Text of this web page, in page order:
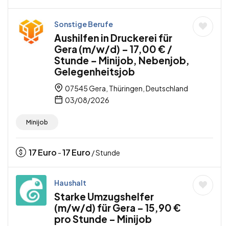
Sonstige Berufe
Aushilfen in Druckerei für
Gera (m/w/d) – 17,00 € /
Stunde – Minijob, Nebenjob,
Gelegenheitsjob
07545 Gera, Thüringen, Deutschland
03/08/2026
Minijob
17Euro -17Euro / Stunde
Haushalt
Starke Umzugshelfer
(m/w/d) für Gera – 15,90 €
pro Stunde – Minijob